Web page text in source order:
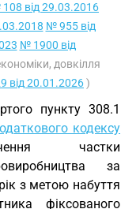
від 29.03.2016
№ 955 від
№ 1900 від
довкілля
від 20.01.2026)
пункту 308.1
кодексу
частки
за
з метою набуття
фіксованого